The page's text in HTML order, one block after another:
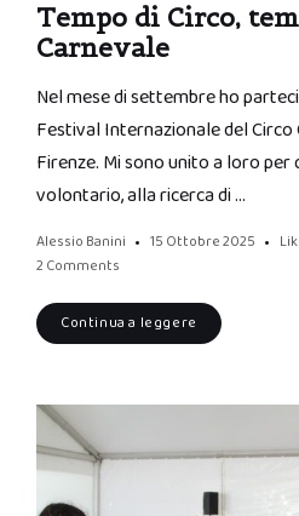
Tempo di Circo,
Carnevale
Nel mese di settembre ho
Festival Internazionale del
Firenze. Mi sono unito a loro
volontario, alla ricerca di …
Alessio Banini 15 Ottobre 2025
2 Comments
Continua a leggere